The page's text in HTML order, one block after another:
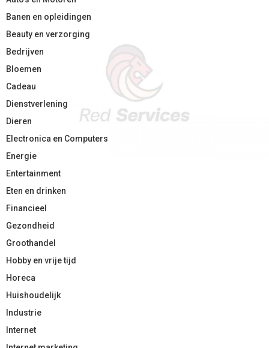
Banen en opleidingen
Beauty en verzorging
Bedrijven
Bloemen
Cadeau
Dienstverlening
Dieren
Electronica en Computers
Energie
Entertainment
Eten en drinken
Financieel
Gezondheid
Groothandel
Hobby en vrije tijd
Horeca
Huishoudelijk
Industrie
Internet